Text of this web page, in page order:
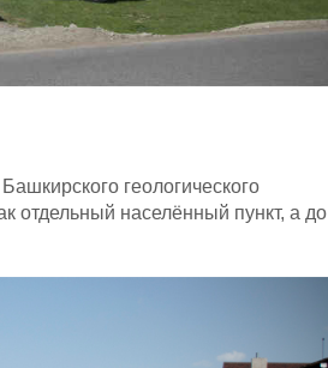
геологического
отдельный населённый пункт, а до